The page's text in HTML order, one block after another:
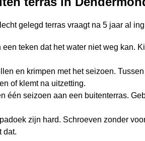
gelegd terras vraagt na 5 jaar al
teken dat het water niet weg kan.
en krimpen met het seizoen.
of klemt na uitzetting.
één seizoen aan een buitenterras.
zijn hard. Schroeven zonder
dat.